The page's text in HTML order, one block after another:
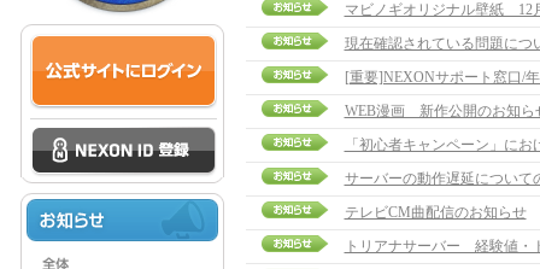
マビノギオリジナル壁紙 12
現在確認されている問題につ
[重要]NEXONサポート窓口/
WEB漫画 新作公開のお知ら
「初心者キャンペーン」に
サーバーの動作遅延について
テレビCM曲配信のお知らせ
トリアナサーバー 経験値・